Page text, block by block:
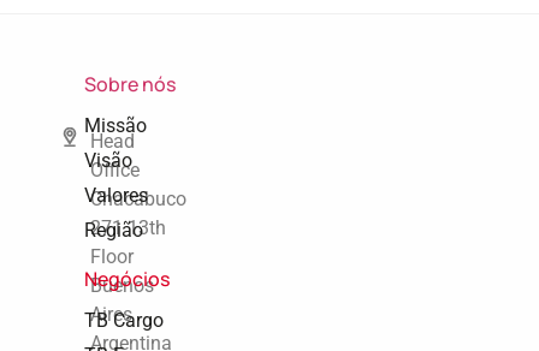
Head
Office
Chacabuco
271 13th
Floor
Buenos
Aires
Argentina
Sobre nós
Missão
Visão
Valores
Região
Negócios
TB Cargo